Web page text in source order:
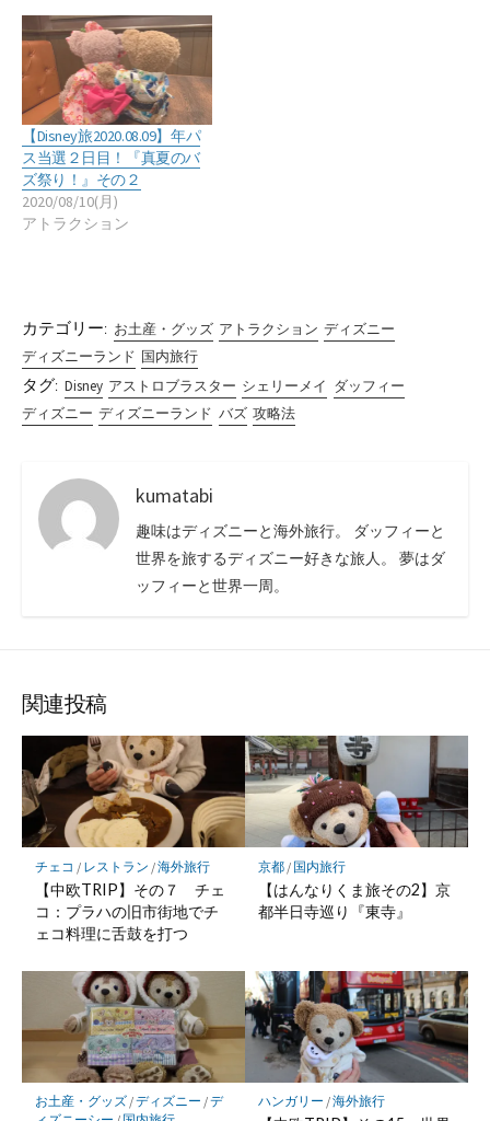
【Disney旅2020.08.09】年パ
ス当選２日目！『真夏のバ
ズ祭り！』その２
2020/08/10(月)
アトラクション
カテゴリー: お土産・グッズ アトラクション ディズニー
ディズニーランド 国内旅行
タグ: Disney アストロブラスター シェリーメイ ダッフィー
ディズニー ディズニーランド バズ 攻略法
kumatabi
趣味はディズニーと海外旅行。 ダッフィーと
世界を旅するディズニー好きな旅人。 夢はダ
ッフィーと世界一周。
関連投稿
チェコ / レストラン /海外旅行
【中欧TRIP】その７ チェ
コ：プラハの旧市街地でチ
ェコ料理に舌鼓を打つ
京都/ 国内旅行
【はんなりくま旅その2】京
都半日寺巡り『東寺』
お土産・グッズ/ディズニー /デ
ハンガリー /海外旅行